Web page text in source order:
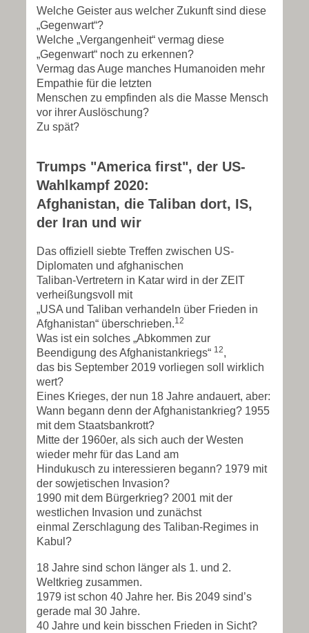
Welche Geister aus welcher Zukunft sind diese
„Gegenwart“?
Welche „Vergangenheit“ vermag diese
„Gegenwart“ noch zu erkennen?
Vermag das Auge manches Humanoiden mehr
Empathie für die letzten
Menschen zu empfinden als die Masse Mensch
vor ihrer Auslöschung?
Zu spät?
Trumps "America first", der US-
Wahlkampf 2020:
Afghanistan, die Taliban dort, IS,
der Iran und wir
Das offiziell siebte Treffen zwischen US-
Diplomaten und afghanischen
Taliban-Vertretern in Katar wird in der ZEIT
verheißungsvoll mit
„USA und Taliban verhandeln über Frieden in
Afghanistan“ überschrieben.12
Was ist ein solches „Abkommen zur
Beendigung des Afghanistankriegs“ 12,
das bis September 2019 vorliegen soll wirklich
wert?
Eines Krieges, der nun 18 Jahre andauert, aber:
Wann begann denn der Afghanistankrieg? 1955
mit dem Staatsbankrott?
Mitte der 1960er, als sich auch der Westen
wieder mehr für das Land am
Hindukusch zu interessieren begann? 1979 mit
der sowjetischen Invasion?
1990 mit dem Bürgerkrieg? 2001 mit der
westlichen Invasion und zunächst
einmal Zerschlagung des Taliban-Regimes in
Kabul?
18 Jahre sind schon länger als 1. und 2.
Weltkrieg zusammen.
1979 ist schon 40 Jahre her. Bis 2049 sind’s
gerade mal 30 Jahre.
40 Jahre und kein bisschen Frieden in Sicht?